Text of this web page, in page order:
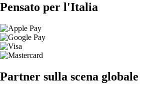
Pensato per l'Italia
Partner sulla scena globale